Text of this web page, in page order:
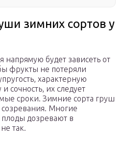
зимних сортов у
напрямую будет зависеть от
фрукты не потеряли
характерную
сочность, их следует
сроки. Зимние сорта груш
Многие
плоды дозревают в
так.